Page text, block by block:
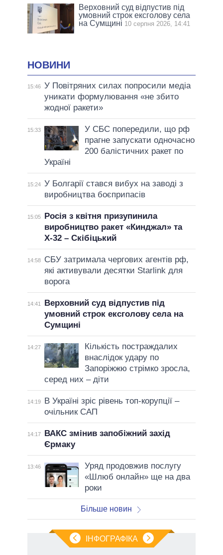
Верховний суд відпустив під
умовний строк ексголову села
на Сумщині 10 серпня 2026, 14:41
НОВИНИ
15:46 У Повітряних силах попросили медіа
уникати формулювання «не збито
жодної ракети»
15:33
У СБС попередили, що рф
прагне запускати одночасно
200 балістичних ракет по
Україні
15:24 У Болгарії стався вибух на заводі з
виробництва боєприпасів
15:05
Росія з квітня призупинила
виробництво ракет «Кинджал» та
Х-32 – Скібіцький
14:58
СБУ затримала чергових агентів рф,
які активували десятки Starlink для
ворога
14:41
Верховний суд відпустив під
умовний строк ексголову села на
Сумщині
14:27
Кількість постраждалих
внаслідок удару по
Запоріжжю стрімко зросла,
серед них – діти
14:19
В Україні зріс рівень топ-корупції –
очільник САП
14:17
ВАКС змінив запобіжний захід
Єрмаку
13:46
Уряд продовжив послугу
«Шлюб онлайн» ще на два
роки
Більше новин
ІНФОГРАФІКА